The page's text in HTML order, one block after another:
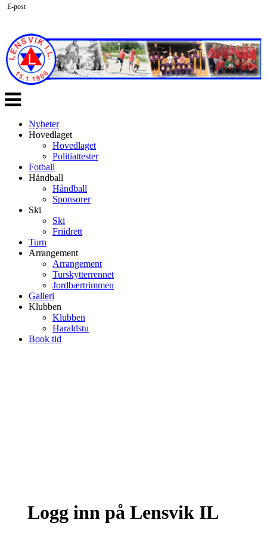
Veksle
navigasjon
Nyheter
Hovedlaget
Hovedlaget
Politiattester
Fotball
Håndball
Håndball
Sponsorer
Ski
Ski
Friidrett
Turn
Arrangement
Arrangement
Turskytterrennet
Jordbærtrimmen
Galleri
Klubben
Klubben
Haraldstu
Book tid
Logg inn på Lensvik IL
E-post